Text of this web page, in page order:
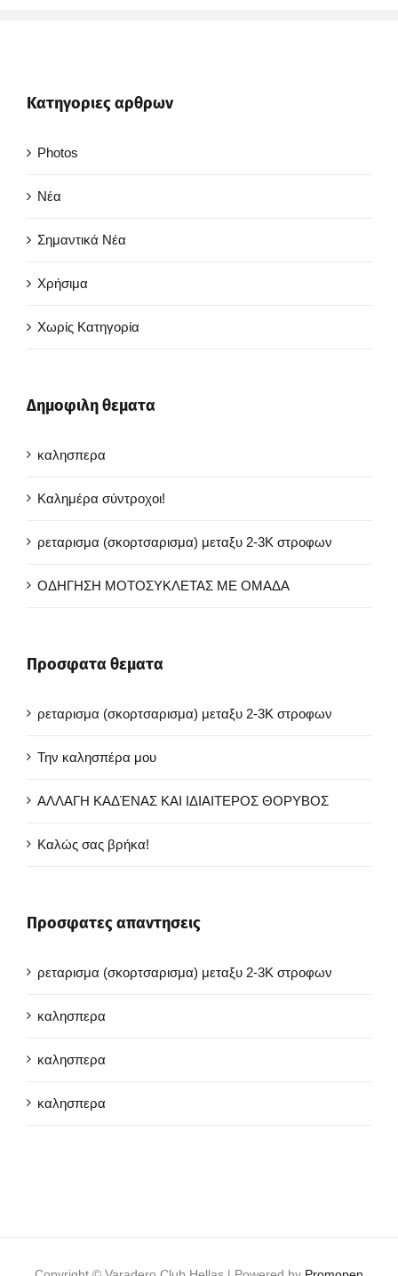
Κατηγοριες αρθρων
Photos
Νέα
Σημαντικά Νέα
Χρήσιμα
Χωρίς Κατηγορία
Δημοφιλη θεματα
καλησπερα
Καλημέρα σύντροχοι!
ρεταρισμα (σκορτσαρισμα) μεταξυ 2-3Κ στροφων
ΟΔΗΓΗΣΗ ΜΟΤΟΣΥΚΛΕΤΑΣ ΜΕ ΟΜΑΔΑ
Προσφατα θεματα
ρεταρισμα (σκορτσαρισμα) μεταξυ 2-3Κ στροφων
Την καλησπέρα μου
ΑΛΛΑΓΗ ΚΑΔΈΝΑΣ ΚΑΙ ΙΔΙΑΙΤΕΡΟΣ ΘΟΡΥΒΟΣ
Καλώς σας βρήκα!
Προσφατες απαντησεις
ρεταρισμα (σκορτσαρισμα) μεταξυ 2-3Κ στροφων
καλησπερα
καλησπερα
καλησπερα